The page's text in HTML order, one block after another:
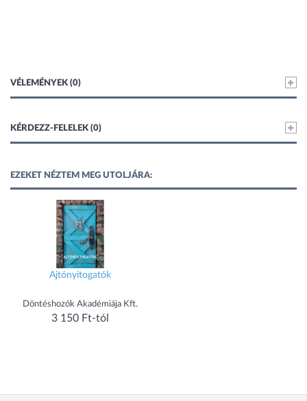
VÉLEMÉNYEK (0)
KÉRDEZZ-FELELEK (0)
EZEKET NÉZTEM MEG UTOLJÁRA:
Ajtónyitogatók
Döntéshozók Akadémiája Kft.
3 150 Ft-tól